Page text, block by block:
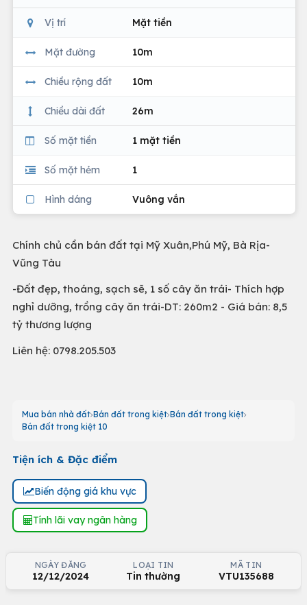
Vị trí Mặt tiền
Mặt đường 10m
Chiều rộng đất 10m
Chiều dài đất 26m
Số mặt tiền 1 mặt tiền
Số mặt hẻm 1
Hình dáng Vuông vắn
Chính chủ cần bán đất tại Mỹ Xuân,Phú Mỹ, Bà Rịa-
Vũng Tàu
-Đất đẹp, thoáng, sạch sẽ, 1 số cây ăn trái- Thích hợp
nghỉ dưỡng, trồng cây ăn trái-DT: 260m2 - Giá bán: 8,5
tỷ thương lượng
Liên hệ: 0798.205.503
Mua bán nhà đất Bán đất trong kiệt Bán đất trong kiệt
Bán đất trong kiệt 10
Tiện ích & Đặc điểm
Biến động giá khu vực
Tính lãi vay ngân hàng
NGÀY ĐĂNG
12/12/2024
LOẠI TIN
Tin thường
MÃ TIN
VTU135688